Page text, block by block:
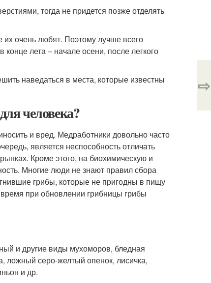
тогда не придется позже отделять
очень любят. Поэтому лучше всего
лета – начале осени, после легкого
наведаться в места, которые известны
человека?
и вред. Медработники довольно часто
является неспособность отличать
Кроме этого, на биохимическую и
Многие люди не знают правил сбора
грибы, которые не пригодны в пищу
при обновлении грибницы грибы
и другие виды мухоморов, бледная
ложный серо-желтый опенок, лисичка,
и др.
⇨